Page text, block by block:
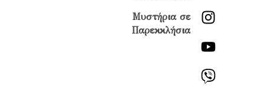
Μυστήρια σε
Παρεκκλήσια